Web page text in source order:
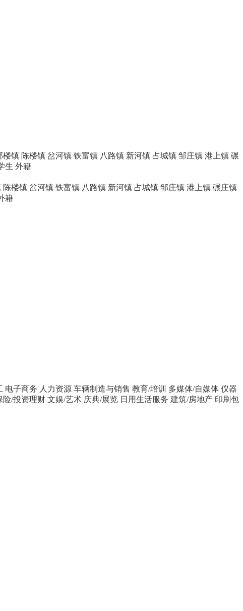
楼镇 陈楼镇 岔河镇 铁富镇 八路镇 新河镇 占城镇 邹庄镇 港上镇 碾
生 外籍
陈楼镇 岔河镇 铁富镇 八路镇 新河镇 占城镇 邹庄镇 港上镇 碾庄镇
籍
电子商务 人力资源 车辆制造与销售 教育/培训 多媒体/自媒体 仪器
险/投资理财 文娱/艺术 庆典/展览 日用生活服务 建筑/房地产 印刷包